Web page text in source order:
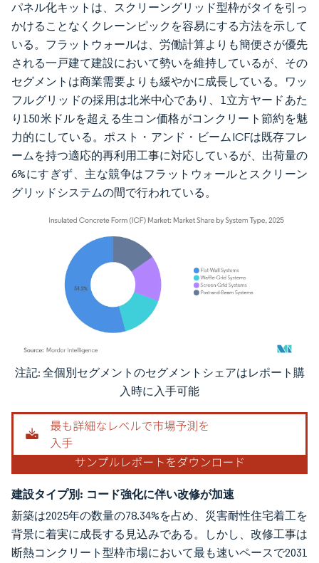
パネル化キットは、スクリーングリッド型枠がタイを引っ
かけることなくクレーンピックを容易にする方法を示して
いる。フラットウォールは、労働計算よりも簡便さが優先
される一戸建て建設において勢いを維持しているが、その
セグメントは商業需要よりも緩やかに成長している。ワッ
フルグリッドの採用は北米中心であり、1立方ヤードあた
り150米ドルを超える生コン価格がコンクリート節約を魅
力的にしている。ポスト・アンド・ビームICFは既存フレ
ームを持つ適応的再利用工事に対応しているが、出荷量の
6%にすぎず、主な競争はフラットウォールとスクリーン
グリッドシステムの間で行われている。
画像 © Mordor Intelligence。再利用にはCC BY 4.0の表示が必要です。
注記: 全個別セグメントのセグメントシェアはレポート購
入時に入手可能
建設タイプ別: コード強化に伴い改修が加速
新築は2025年の数量の78.34%を占め、災害耐性住宅着工を
背景に着実に成長する見込みである。しかし、改修工事は
断熱コンクリート型枠市場において最も速いペースで2031